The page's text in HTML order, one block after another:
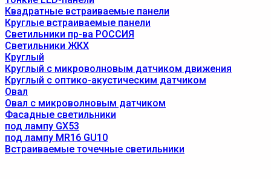
Квадратные встраиваемые панели
Круглые встраиваемые панели
Светильники пр-ва РОССИЯ
Светильники ЖКХ
Круглый
Круглый с микроволновым датчиком движения
Круглый с оптико-акустическим датчиком
Овал
Овал с микроволновым датчиком
Фасадные светильники
под лампу GX53
под лампу MR16 GU10
Встраиваемые точечные светильники